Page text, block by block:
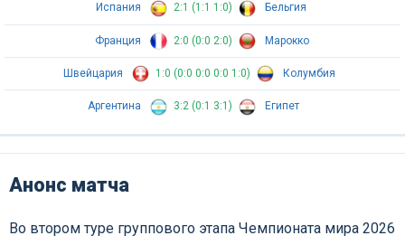
Испания 2:1 (1:1 1:0) Бельгия
Франция 2:0 (0:0 2:0) Марокко
Швейцария 1:0 (0:0 0:0 0:0 1:0) Колумбия
Аргентина 3:2 (0:1 3:1) Египет
Анонс матча
Во втором туре группового этапа Чемпионата мира 2026